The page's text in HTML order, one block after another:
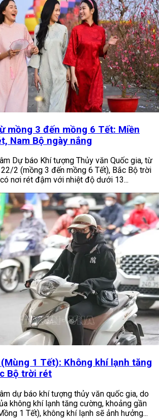
mồng 3 đến mồng 6 Tết: Miền
Nam Bộ ngày nắng
Dự báo Khí tượng Thủy văn Quốc gia, từ
2 (mồng 3 đến mồng 6 Tết), Bắc Bộ trời
nơi rét đậm với nhiệt độ dưới 13...
1 Tết): Không khí lạnh tăng
Bộ trời rét
dự báo khí tượng thủy văn quốc gia, do
không khí lạnh tăng cường, khoảng gần
1 Tết), không khí lạnh sẽ ảnh hưởng...